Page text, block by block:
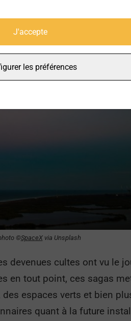
©SpaceXvia Unsplash
devenues cultes ont vu le
en tout point, ces sagas
espaces verts et bien
quant à la future
J'accepte
les préférences